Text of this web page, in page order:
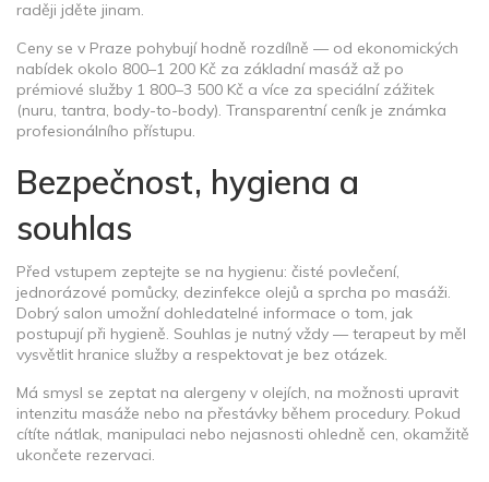
raději jděte jinam.
Ceny se v Praze pohybují hodně rozdílně — od ekonomických
nabídek okolo 800–1 200 Kč za základní masáž až po
prémiové služby 1 800–3 500 Kč a více za speciální zážitek
(nuru, tantra, body-to-body). Transparentní ceník je známka
profesionálního přístupu.
Bezpečnost, hygiena a
souhlas
Před vstupem zeptejte se na hygienu: čisté povlečení,
jednorázové pomůcky, dezinfekce olejů a sprcha po masáži.
Dobrý salon umožní dohledatelné informace o tom, jak
postupují při hygieně. Souhlas je nutný vždy — terapeut by měl
vysvětlit hranice služby a respektovat je bez otázek.
Má smysl se zeptat na alergeny v olejích, na možnosti upravit
intenzitu masáže nebo na přestávky během procedury. Pokud
cítíte nátlak, manipulaci nebo nejasnosti ohledně cen, okamžitě
ukončete rezervaci.